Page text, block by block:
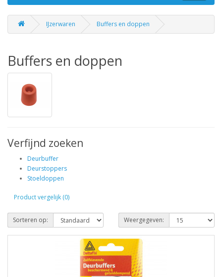
IJzerwaren Buffers en doppen
Buffers en doppen
Verfijnd zoeken
Deurbuffer
Deurstoppers
Stoeldoppen
Product vergelijk (0)
Sorteren op: Weergegeven: